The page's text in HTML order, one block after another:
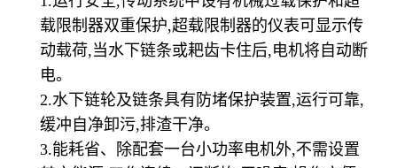
载限制器双重保护,超载限制器的仪表可显示传
动载荷,当水下链条或耙齿卡住后,电机将自动断
电。
2.水下链轮及链条具有防堵保护装置,运行可靠,
缓冲自净卸污,排渣干净。
3.能耗省、除配套一台小功率电机外,不需设置